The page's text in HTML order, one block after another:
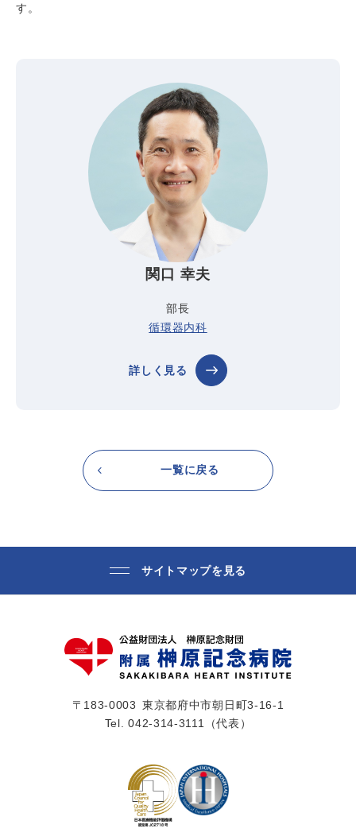
す。
関口 幸夫
部長
循環器内科
詳しく見る
一覧に戻る
サイトマップを見る
〒183-0003 東京都府中市朝日町3-16-1
Tel.042-314-3111 （代表）